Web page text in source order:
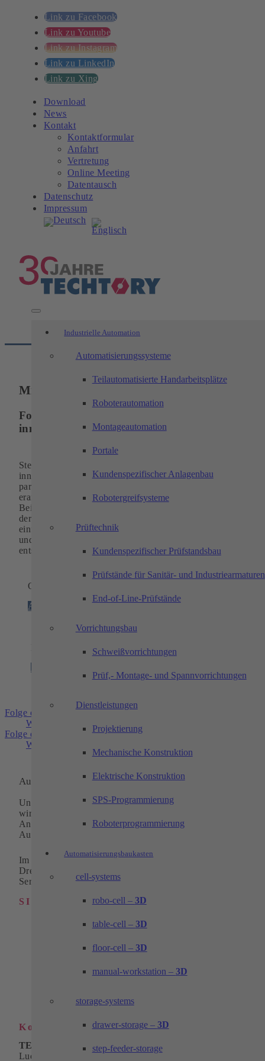
Link zu Facebook
Link zu Youtube
Link zu Instagram
Link zu LinkedIn
Link zu Xing
Download
News
Kontakt
Kontaktformular
Anfahrt
Vertretung
Online Meeting
Datentausch
Datenschutz
Impressum
Industrielle Automation
Automatisierungssysteme
Teilautomatisierte Handarbeitsplätze
Roboterautomation
Montageautomation
Portale
Kundenspezifischer Anlagenbau
Robotergreifsysteme
Prüftechnik
Kundenspezifischer Prüfstandsbau
Prüfstände für Sanitär- und Industriearmaturen
End-of-Line-Prüfstände
Vorrichtungsbau
Schweißvorrichtungen
Prüf,- Montage- und Spannvorrichtungen
Dienstleistungen
Projektierung
Mechanische Konstruktion
Elektrische Konstruktion
SPS-Programmierung
Roboterprogrammierung
Automatisierungsbaukasten
cell-systems
robo-cell – 3D
table-cell – 3D
floor-cell – 3D
manual-workstation – 3D
storage-systems
drawer-storage – 3D
step-feeder-storage
Mitarbeiter-Login
Fortschrittliche Lösungen unter Einsatz
innovativer Technologien
Steigern Sie die Effizienz Ihrer Produktion durch Einsatz
innovativer Technologien. In kooperativer und
partnerschaftlicher Zusammenarbeit mit unseren Kunden
erarbeiten wir branchenspezifische
Bei der Ausarbeitung lassen wir die neuesten Ergebnisse aus
der Forschung sowie externer und interner Entwicklung
einfließen. Das Ergebnis sind hochproduktive Vorrichtungen
und Produktionsanlagen. Mit unseren Lösungen gewinnen
entscheidende wirtschaftliche und technologische Vorteile.
Outlook
Anmelden
Folge einem manuell hinzugefügten Link
Weitere Informationen: Industrielle Automation
Folge einem manuell hinzugefügten Link
Weitere Informationen: Zerspanungstechnik
Automation und Zerspanungstechnik
Unter Einsatz von wegweisenden Technologien gehören
wir seit 30 Jahren zu den führenden und innovativen
Anbietern von standardisierten Systemlösungen in der
Automation.
Im Bereich Zerspanungstechnik liefern wir hochwertige
Dreh-, Fräs- und Drahterodierteile als Einzelteile oder in
Serie.
SITEMAP
Industrielle Automation
Lösungen
Zerspanungstechnik
Karriere
Kontakt
Kontakt
TECHTORY Automation GmbH
Ludwig-Winter-Straße 5